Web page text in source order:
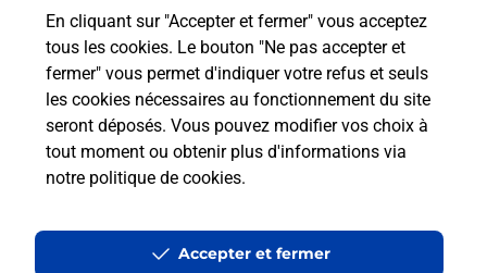
En cliquant sur "Accepter et fermer" vous acceptez
tous les cookies. Le bouton "Ne pas accepter et
fermer" vous permet d'indiquer votre refus et seuls
les cookies nécessaires au fonctionnement du site
seront déposés. Vous pouvez modifier vos choix à
tout moment ou obtenir plus d'informations via
notre politique de cookies.
Accepter et fermer
Localiser Liste Boîtes aux lettres Haut-Rhin Spechbach
Accessibilité : partiellement conforme